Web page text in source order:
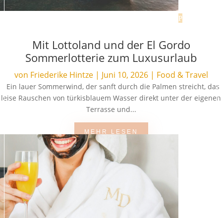
Mit Lottoland und der El Gordo
Sommerlotterie zum Luxusurlaub
von Friederike Hintze| Juni 10, 2026| Food & Travel
Ein lauer Sommerwind, der sanft durch die Palmen streicht, das
leise Rauschen von türkisblauem Wasser direkt unter der eigenen
Terrasse und...
MEHR LESEN